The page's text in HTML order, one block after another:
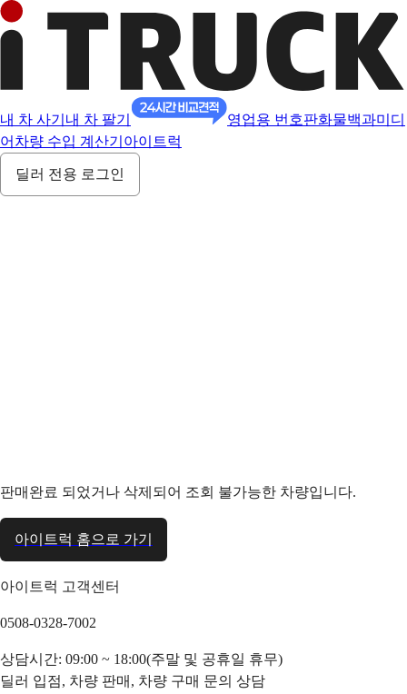
내 차 사기 내 차 팔기 영업용 번호판화물백과미디
어 차량 수입 계산기 아이트럭
딜러 전용 로그인
판매완료 되었거나 삭제되어 조회 불가능한 차량입니다.
아이트럭 홈으로 가기
아이트럭 고객센터
0508-0328-7002
상담시간: 09:00 ~ 18:00(주말 및 공휴일 휴무)
딜러 입점, 차량 판매, 차량 구매 문의 상담